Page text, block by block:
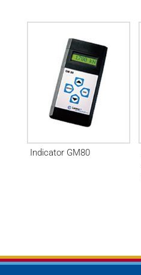
Indicator GM80